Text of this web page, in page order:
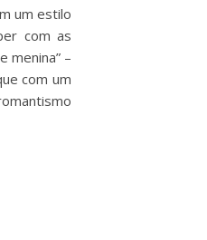
um estilo
com as
menina” –
com um